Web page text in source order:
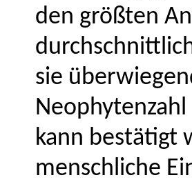
den größten
sie
kann bestätigt
menschliche